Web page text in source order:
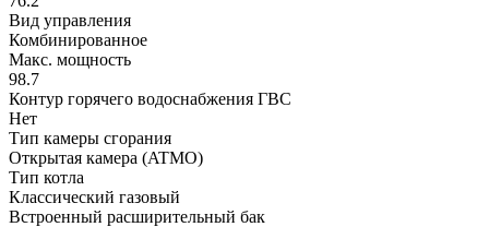
Вид управления
Комбинированное
Макс. мощность
98.7
Контур горячего водоснабжения ГВС
Нет
Тип камеры сгорания
Открытая камера (ATMO)
Тип котла
Классический газовый
Встроенный расширительный бак